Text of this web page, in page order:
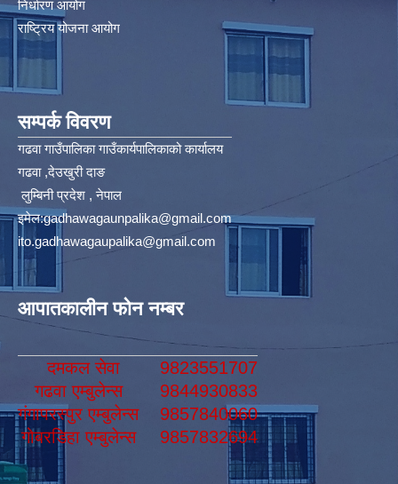
निर्धारण आयोग​
राष्ट्रिय योजना आयोग
सम्पर्क विवरण
गढवा गाउँपालिका गाउँकार्यपालिकाको कार्यालय
गढवा ,देउखुरी दाङ
लुम्बिनी प्रदेश , नेपाल
इमेल:gadhawagaunpalika@gmail.com
ito.gadhawagaupalika@gmail.com
आपातकालीन फोन नम्बर
दमकल सेवा
9823551707
गढवा एम्बुलेन्स
9844930833
गंगापरस्पुर एम्बुलेन्स
9857840060
गोबरडिहा एम्बुलेन्स
9857832694